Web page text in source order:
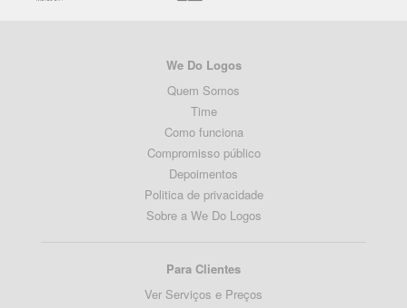
We Do Logos
Quem Somos
Time
Como funciona
Compromisso público
Depoimentos
Politica de privacidade
Sobre a We Do Logos
Para Clientes
Ver Serviços e Preços